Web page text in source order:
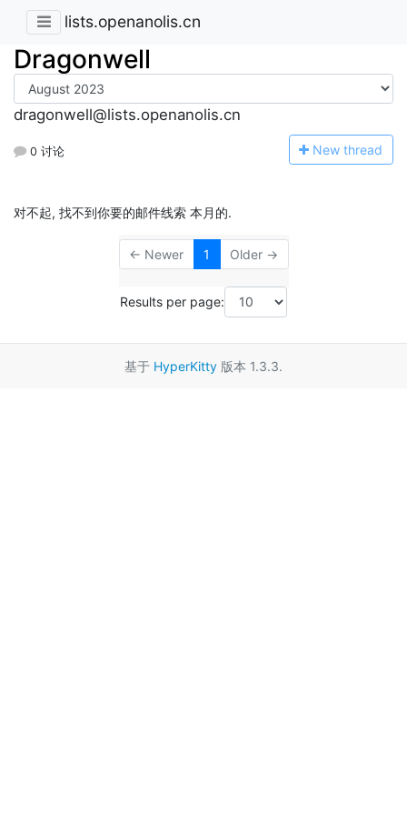
lists.openanolis.cn
Dragonwell
dragonwell@lists.openanolis.cn
0 讨论 New thread
对不起, 找不到你要的邮件线索 本月的.
← Newer 1 Older →
Results per page:
基于 HyperKitty 版本 1.3.3.